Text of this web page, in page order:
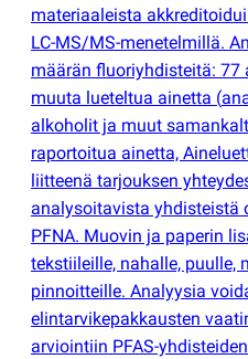
materiaaleista
LC-MS/MS-menetelmillä.
määrän fluoriyhdisteitä: 77
muuta lueteltua ainetta (
alkoholit ja muut
raportoitua ainetta,
liitteenä tarjouksen
analysoitavista yhdisteistä
PFNA. Muovin ja paperin
tekstiileille, nahalle, puulle,
pinnoitteille. Analyysia
elintarvikepakkausten
arviointiin PFAS-